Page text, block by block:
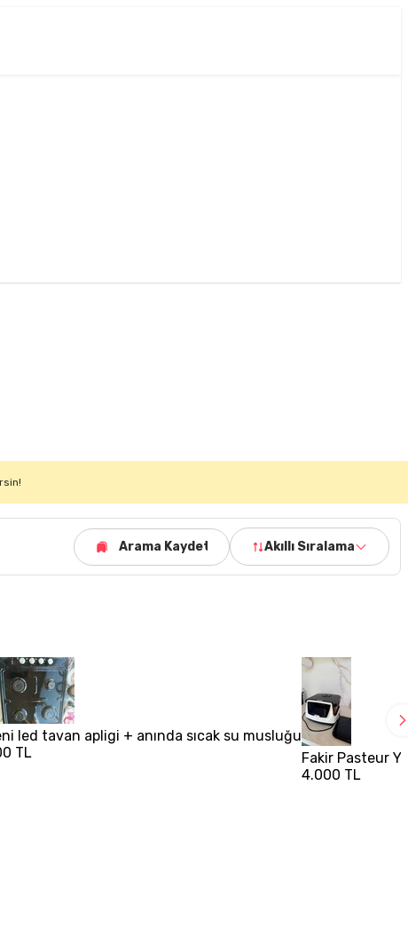
Arama Kaydet Akıllı Sıralama
led tavan apligi + anında sıcak su musluğu
TL
Fakir Pasteur
4.000 TL